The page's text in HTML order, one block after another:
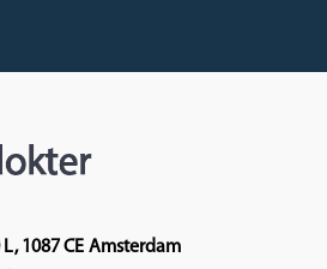
1087 CE Amsterdam